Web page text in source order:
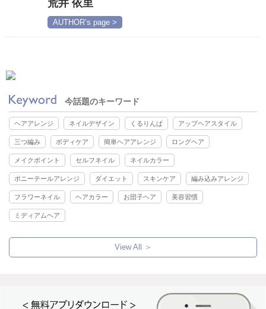
荒井 依里
AUTHOR’s page >
今話題のキーワード
ヘアアレンジ ネイルデザイン くるりんぱ アップヘアスタイル
三つ編み ボディケア 簡単ヘアアレンジ ロングヘア
メイクポイント セルフネイル ネイルカラー
ポニーテールアレンジ ダイエット スキンケア 編み込みアレンジ
フラワーネイル ヘアカラー お団子ヘア 美容習慣
ミディアムヘア
View All ＞